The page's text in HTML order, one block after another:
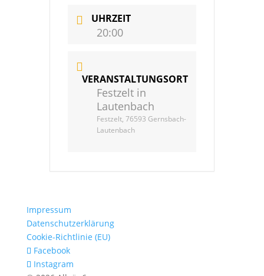
UHRZEIT
20:00
VERANSTALTUNGSORT
Festzelt in
Lautenbach
Festzelt, 76593 Gernsbach-
Lautenbach
Impressum
Datenschutzerklärung
Cookie-Richtlinie (EU)
Facebook
Instagram